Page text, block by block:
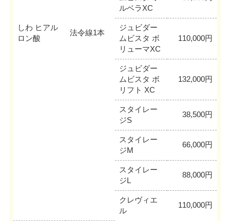
しわ ヒアル
ロン酸
法令線1本
ルベラXC
ジュビダー
ムビスタ ボ
リューマXC
110,000円
ジュビダー
ムビスタ ボ
リフト XC
132,000円
スタイレー
ジS
38,500円
スタイレー
ジM
66,000円
スタイレー
ジL
88,000円
クレヴィエ
ル
110,000円